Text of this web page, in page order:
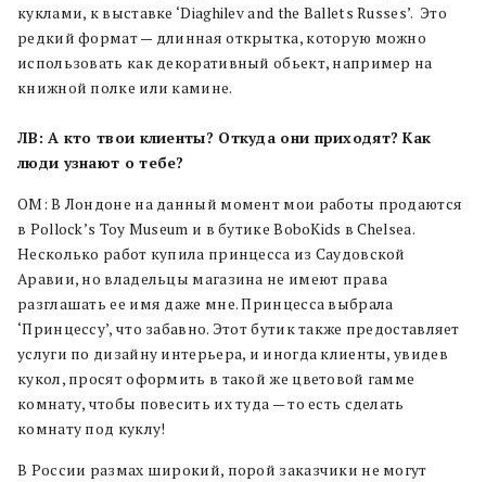
куклами, к выставке ‘Diaghilev and the Ballets Russes’. Это
редкий формат — длинная открытка, которую можно
использовать как декоративный обьект, например на
книжной полке или камине.
ЛВ: А кто твои клиенты? Откуда они приходят? Как
люди узнают о тебе?
ОМ: В Лондоне на данный момент мои работы продаются
в Pollock’s Toy Museum и в бутике BoboKids в Chelsea.
Несколько работ купила принцесса из Саудовской
Аравии, но владельцы магазина не имеют права
разглашать ее имя даже мне. Принцесса выбрала
‘Принцессу’, что забавно. Этот бутик также предоставляет
услуги по дизайну интерьера, и иногда клиенты, увидев
кукол, просят оформить в такой же цветовой гамме
комнату, чтобы повесить их туда — то есть сделать
комнату под куклу!
В России размах широкий, порой заказчики не могут